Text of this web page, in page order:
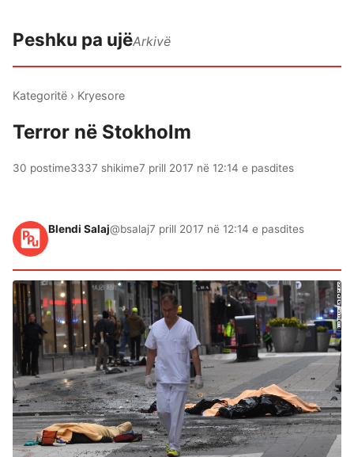
Peshku pa ujëArkivë
Kategoritë › Kryesore
Terror në Stokholm
30 postime3337 shikime7 prill 2017 në 12:14 e pasdites
Blendi Salaj@bsalaj7 prill 2017 në 12:14 e pasdites